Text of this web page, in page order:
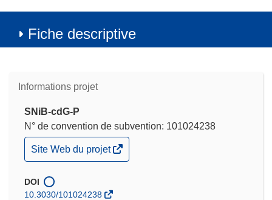
Fiche descriptive
Informations projet
SNiB-cdG-P
N° de convention de subvention: 101024238
(s’ouvre
dans
nouvelle
fenêtre)
Site Web du projet
DOI
10.3030/101024238